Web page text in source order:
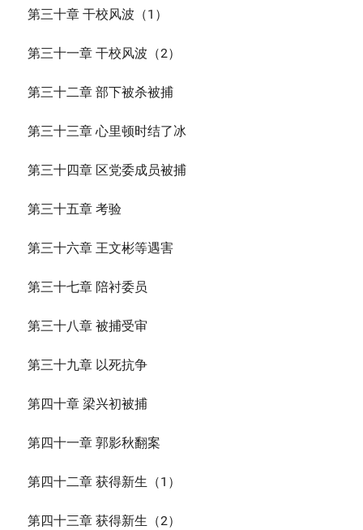
第三十章 干校风波（1）
第三十一章 干校风波（2）
第三十二章 部下被杀被捕
第三十三章 心里顿时结了冰
第三十四章 区党委成员被捕
第三十五章 考验
第三十六章 王文彬等遇害
第三十七章 陪衬委员
第三十八章 被捕受审
第三十九章 以死抗争
第四十章 梁兴初被捕
第四十一章 郭影秋翻案
第四十二章 获得新生（1）
第四十三章 获得新生（2）